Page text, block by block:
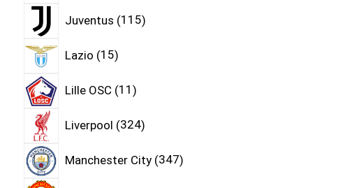
Juventus 115
Lazio 15
Lille OSC 11
Liverpool 324
Manchester City 347